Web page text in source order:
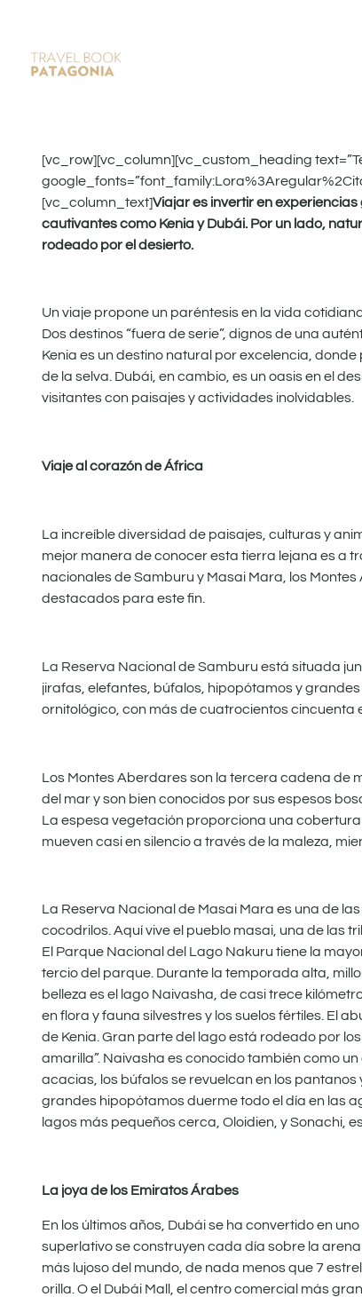
[vc_row][vc_column][vc_custom_heading
[vc_column_text]Viajar es invertir en
cautivantes como Kenia y Dubái. Por un lado,
rodeado por el desierto.
Un viaje propone un paréntesis en la vida
Dos destinos “fuera de serie”, dignos de una
Kenia es un destino natural por excelencia,
de la selva. Dubái, en cambio, es un oasis en el
visitantes con paisajes y actividades inolvidables.
Viaje al corazón de África
La increíble diversidad de paisajes, culturas y
mejor manera de conocer esta tierra lejana es a
nacionales de Samburu y Masai Mara, los
destacados para este fin.
La Reserva Nacional de Samburu está situada
jirafas, elefantes, búfalos, hipopótamos y
ornitológico, con más de cuatrocientos cincuenta
Los Montes Aberdares son la tercera cadena de
del mar y son bien conocidos por sus espesos
La espesa vegetación proporciona una
mueven casi en silencio a través de la maleza,
La Reserva Nacional de Masai Mara es una de
cocodrilos. Aquí vive el pueblo masai, una de las
El Parque Nacional del Lago Nakuru tiene la
tercio del parque. Durante la temporada alta,
belleza es el lago Naivasha, de casi trece
en flora y fauna silvestres y los suelos fértiles. El
de Kenia. Gran parte del lago está rodeado por
amarilla”. Naivasha es conocido también como
acacias, los búfalos se revuelcan en los
grandes hipopótamos duerme todo el día en las
lagos más pequeños cerca, Oloidien, y Sonachi,
La joya de los Emiratos Árabes
En los últimos años, Dubái se ha convertido en
superlativo se construyen cada día sobre la
más lujoso del mundo, de nada menos que 7
orilla. O el Dubái Mall, el centro comercial más